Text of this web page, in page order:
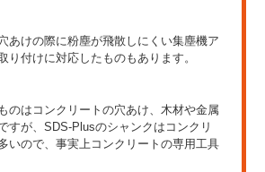
あけの際に粉塵が飛散しにくい集塵機ア
り付けに対応したものもあります。
のはコンクリートの穴あけ、木材や金属
すが、SDS-Plusのシャンクはコンクリ
いので、事実上コンクリートの専用工具